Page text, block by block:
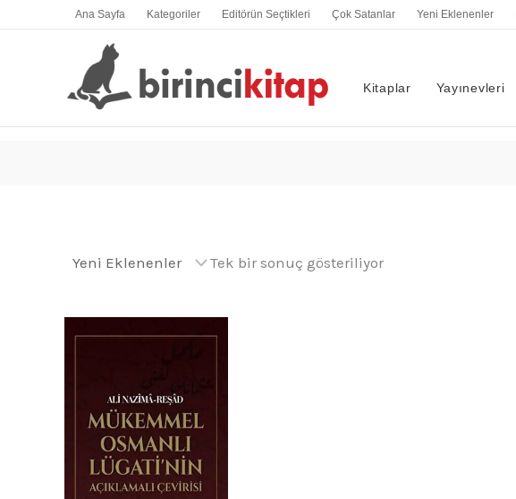
Ana Sayfa Kategoriler Editörün Seçtikleri Çok Satanlar Yeni Eklenenler
Kitaplar Yayınevleri
Tek bir sonuç gösteriliyor